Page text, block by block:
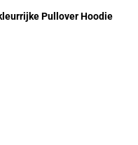
Pullover Hoodie